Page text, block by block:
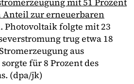
Anteil zur erneuerbaren
Photovoltaik folgte mit 23
trug etwa 18
aus
für 8 Prozent des
(dpa/jk)